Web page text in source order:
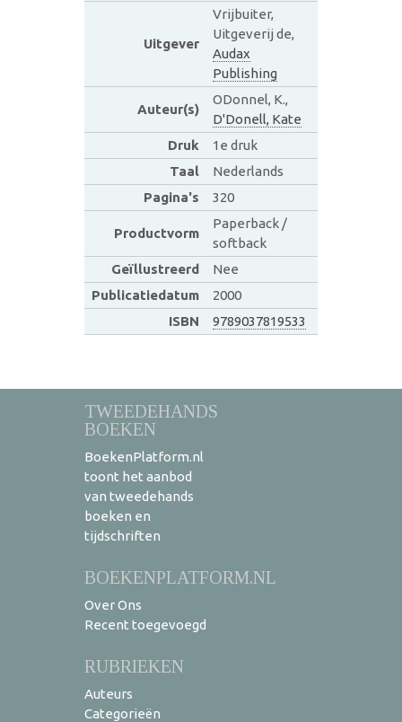
Uitgever
Vrijbuiter,
Uitgeverij de,
Audax
Publishing
Auteur(s)
ODonnel, K.,
D'Donell, Kate
Druk
1e druk
Taal
Nederlands
Pagina's
320
Productvorm
Paperback /
softback
Geïllustreerd
Nee
Publicatiedatum
2000
ISBN
9789037819533
TWEEDEHANDS
BOEKEN
BoekenPlatform.nl
toont het aanbod
van tweedehands
boeken en
tijdschriften
BOEKENPLATFORM.NL
Over Ons
Recent toegevoegd
RUBRIEKEN
Auteurs
Categorieën